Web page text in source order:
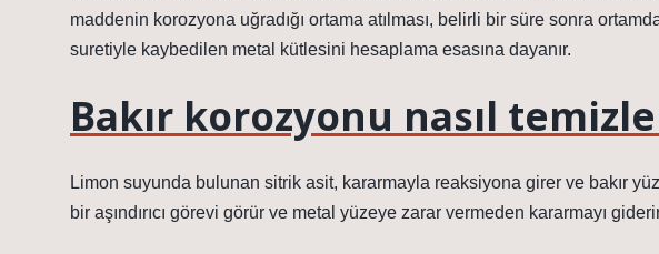
maddenin korozyona uğradığı ortama atılması, belirli bir süre sonra
suretiyle kaybedilen metal kütlesini hesaplama esasına dayanır.
Bakır korozyonu nasıl
Limon suyunda bulunan sitrik asit, kararmayla reaksiyona girer ve bakır
bir aşındırıcı görevi görür ve metal yüzeye zarar vermeden kararmayı